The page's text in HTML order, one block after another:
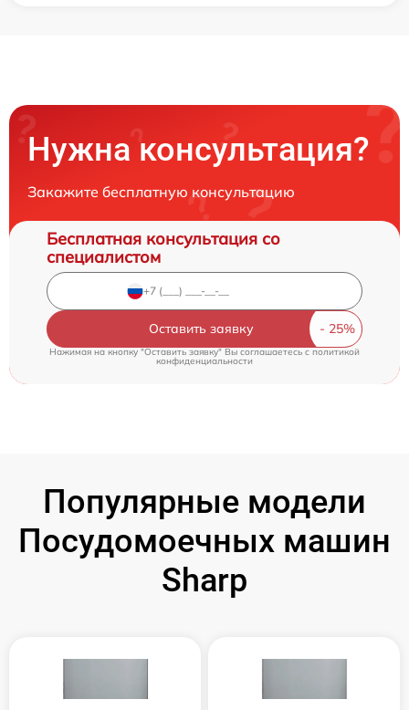
Нужна консультация?
Закажите бесплатную консультацию
Бесплатная консультация со
специалистом
Оставить заявку
Нажимая на кнопку "Оставить заявку" Вы соглашаетесь cполитикой
конфиденциальности
Популярные модели
Посудомоечных машин
Sharp